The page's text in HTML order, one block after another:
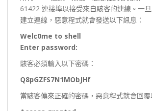
61422 連接埠以接受來自駭客的連線。一
建立連線，惡意程式就會發送以下訊息：
Welc0me to shell
Enter password:
駭客必須輸入以下密碼：
Q8pGZFS7N1MObJHf
當駭客傳來正確的密碼，惡意程式就會回覆